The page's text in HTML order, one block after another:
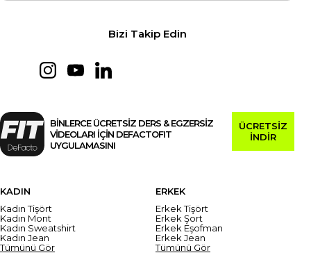
Bizi Takip Edin
BİNLERCE ÜCRETSİZ DERS & EGZERSİZ
VİDEOLARI İÇİN DEFACTOFIT
UYGULAMASINI
ÜCRETSİZ
İNDİR
KADIN
Kadın Tişört
Kadın Mont
Kadın Sweatshirt
Kadın Jean
Tümünü Gör
ERKEK
Erkek Tişört
Erkek Şort
Erkek Eşofman
Erkek Jean
Tümünü Gör